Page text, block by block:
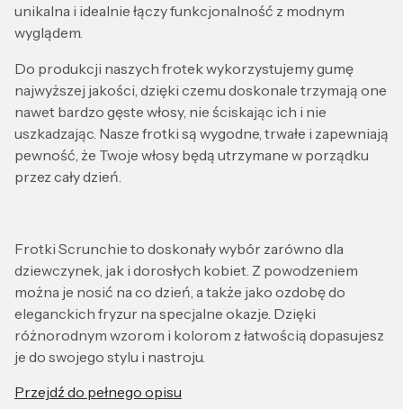
unikalna i idealnie łączy funkcjonalność z modnym
wyglądem.
Do produkcji naszych frotek wykorzystujemy gumę
najwyższej jakości, dzięki czemu doskonale trzymają one
nawet bardzo gęste włosy, nie ściskając ich i nie
uszkadzając. Nasze frotki są wygodne, trwałe i zapewniają
pewność, że Twoje włosy będą utrzymane w porządku
przez cały dzień.
Frotki Scrunchie to doskonały wybór zarówno dla
dziewczynek, jak i dorosłych kobiet. Z powodzeniem
można je nosić na co dzień, a także jako ozdobę do
eleganckich fryzur na specjalne okazje. Dzięki
różnorodnym wzorom i kolorom z łatwością dopasujesz
je do swojego stylu i nastroju.
Przejdź do pełnego opisu